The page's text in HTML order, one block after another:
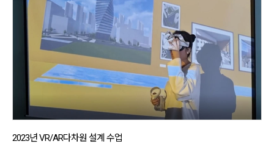
2023년 VR/AR다차원 설계 수업